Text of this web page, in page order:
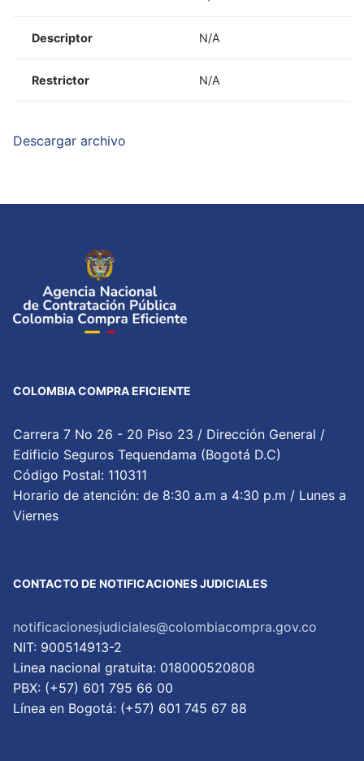
Descriptor N/A
Restrictor N/A
Descargar archivo
COLOMBIA COMPRA EFICIENTE
Carrera 7 No 26 - 20 Piso 23 / Dirección General /
Edificio Seguros Tequendama (Bogotá D.C)
Código Postal: 110311
Horario de atención: de 8:30 a.m a 4:30 p.m / Lunes a
Viernes
CONTACTO DE NOTIFICACIONES JUDICIALES
notificacionesjudiciales@colombiacompra.gov.co
NIT: 900514913-2
Linea nacional gratuita: 018000520808
PBX: (+57) 601 795 66 00
Lí­nea en Bogotá: (+57) 601 745 67 88